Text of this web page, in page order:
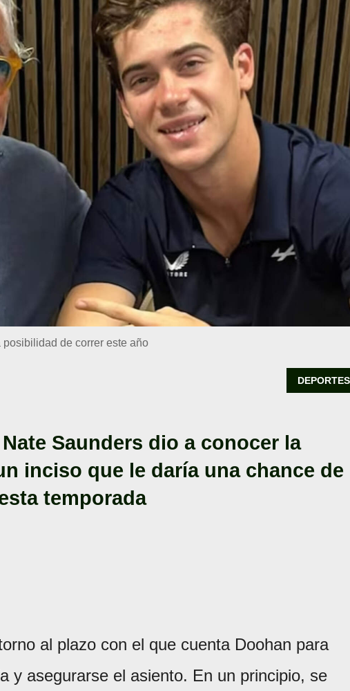
de correr este año
DEPORTES
Saunders dio a conocer la
inciso que le daría una chance de
temporada
al plazo con el que cuenta Doohan para
y asegurarse el asiento. En un principio, se